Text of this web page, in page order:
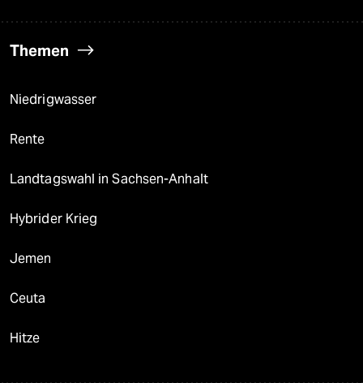
Themen
Niedrigwasser
Rente
Landtagswahl in Sachsen-Anhalt
Hybrider Krieg
Jemen
Ceuta
Hitze